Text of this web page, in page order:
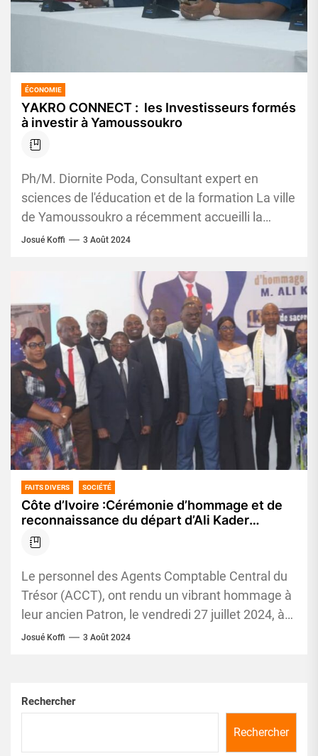
ÉCONOMIE
YAKRO CONNECT : les Investisseurs formés
à investir à Yamoussoukro
Ph/M. Diornite Poda, Consultant expert en
sciences de l'éducation et de la formation La ville
de Yamoussoukro a récemment accueilli la
première édition de YAKRO...
Josué Koffi 3 Août 2024
FAITS DIVERS SOCIÉTÉ
Côte d’Ivoire :Cérémonie d’hommage et de
reconnaissance du départ d’Ali Kader
COULIBALY, Ancien Agent Comptable
Central du Trésor
Le personnel des Agents Comptable Central du
Trésor (ACCT), ont rendu un vibrant hommage à
leur ancien Patron, le vendredi 27 juillet 2024, à
l’Hôtel...
Josué Koffi 3 Août 2024
Rechercher
Rechercher